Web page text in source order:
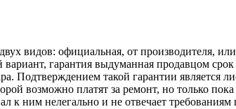
видов: официальная, от производителя,
гарантия выдуманная продавцом
Подтверждением такой гарантии является
возможно платят за ремонт, но только
к ним нелегально и не отвечает требованиям